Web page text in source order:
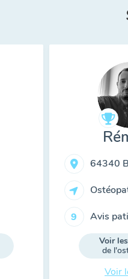
64340
9 Avis
Voir
de
Voir